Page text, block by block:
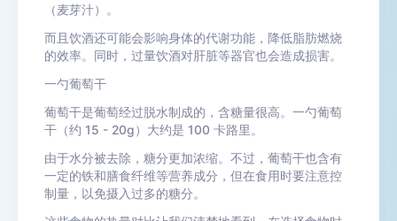
（麦芽汁）。
而且饮酒还可能会影响身体的代谢功能，降低脂肪燃烧
的效率。同时，过量饮酒对肝脏等器官也会造成损害。
一勺葡萄干
葡萄干是葡萄经过脱水制成的，含糖量很高。一勺葡萄
干（约 15 - 20g）大约是 100 卡路里。
由于水分被去除，糖分更加浓缩。不过，葡萄干也含有
一定的铁和膳食纤维等营养成分，但在食用时要注意控
制量，以免摄入过多的糖分。